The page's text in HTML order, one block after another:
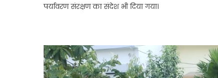
पर्यावरण संरक्षण का संदेश भी दिया गया।